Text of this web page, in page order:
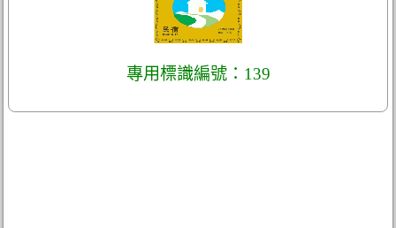
專用標識編號：139